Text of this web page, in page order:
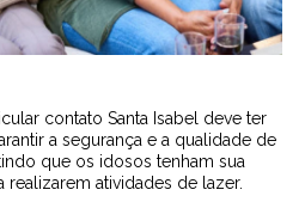
contato Santa Isabel deve ter
a segurança e a qualidade de
que os idosos tenham sua
atividades de lazer.